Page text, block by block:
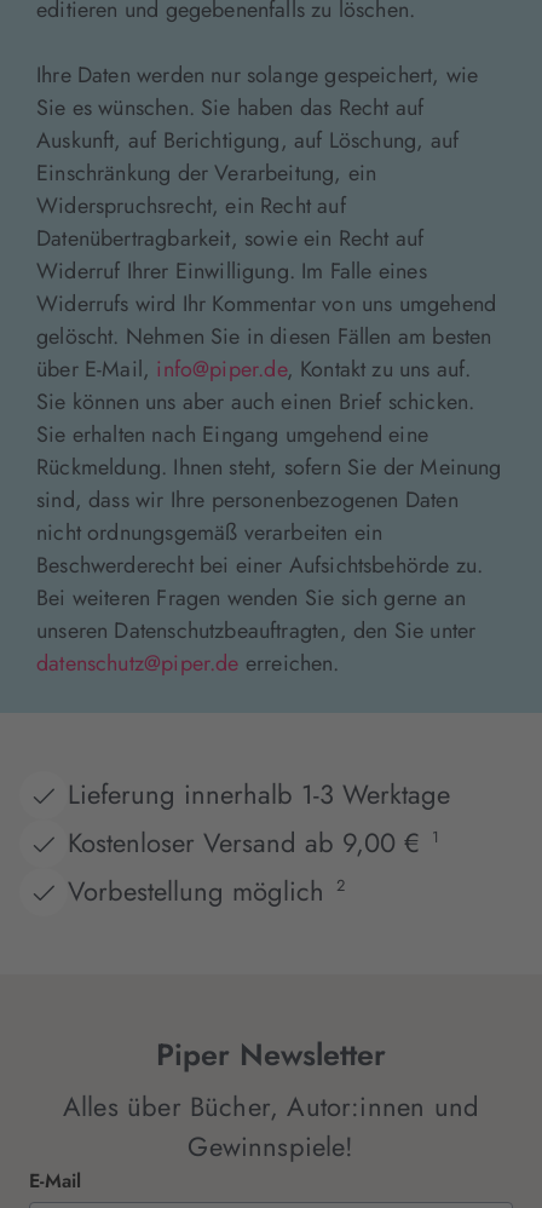
editieren und gegebenenfalls zu löschen.
Ihre Daten werden nur solange gespeichert, wie
Sie es wünschen. Sie haben das Recht auf
Auskunft, auf Berichtigung, auf Löschung, auf
Einschränkung der Verarbeitung, ein
Widerspruchsrecht, ein Recht auf
Datenübertragbarkeit, sowie ein Recht auf
Widerruf Ihrer Einwilligung. Im Falle eines
Widerrufs wird Ihr Kommentar von uns umgehend
gelöscht. Nehmen Sie in diesen Fällen am besten
über E-Mail, info@piper.de, Kontakt zu uns auf.
Sie können uns aber auch einen Brief schicken.
Sie erhalten nach Eingang umgehend eine
Rückmeldung. Ihnen steht, sofern Sie der Meinung
sind, dass wir Ihre personenbezogenen Daten
nicht ordnungsgemäß verarbeiten ein
Beschwerderecht bei einer Aufsichtsbehörde zu.
Bei weiteren Fragen wenden Sie sich gerne an
unseren Datenschutzbeauftragten, den Sie unter
datenschutz@piper.de erreichen.
Lieferung innerhalb 1-3 Werktage
Kostenloser Versand ab 9,00 €
1
Vorbestellung möglich 2
Piper Newsletter
Alles über Bücher, Autor:innen und
Gewinnspiele!
E-Mail